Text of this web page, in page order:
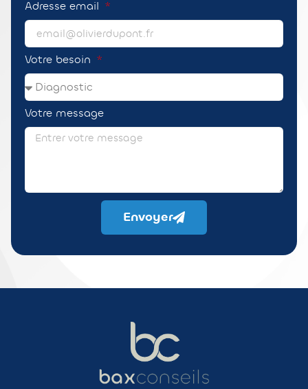
Adresse email
Votre besoin
Votre message
Envoyer